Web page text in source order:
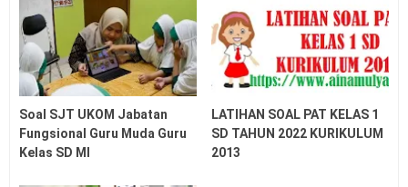
Soal SJT UKOM Jabatan
Fungsional Guru Muda Guru
Kelas SD MI
LATIHAN SOAL PAT KELAS 1
SD TAHUN 2022 KURIKULUM
2013